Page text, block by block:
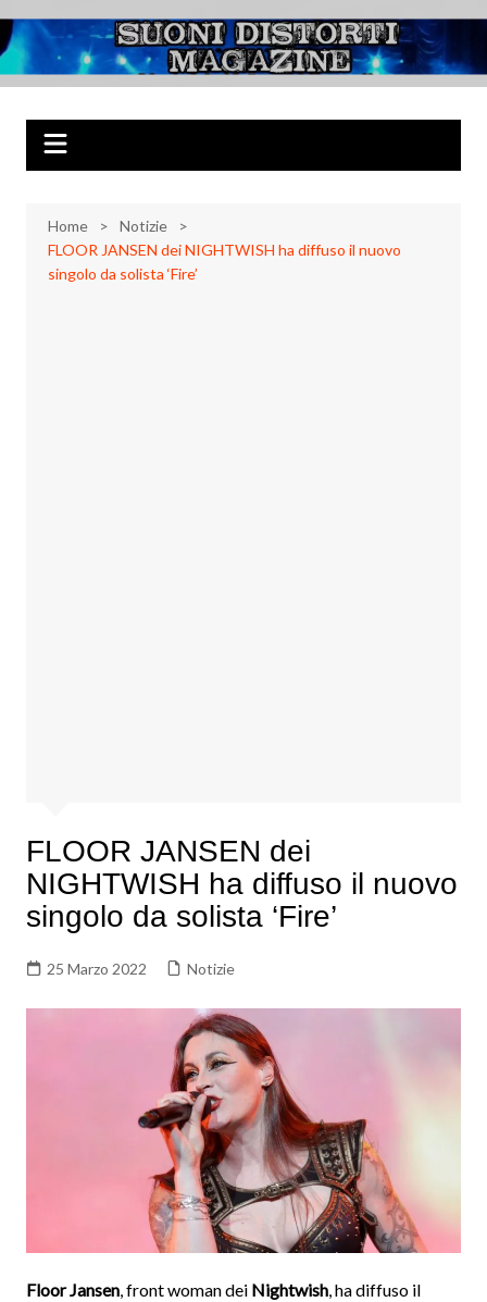
al
contenuto
Suoni Distorti
Magazine
Musica Rock, Metal, Punk e varie sonorità alternative
Home
Notizie
FLOOR JANSEN dei NIGHTWISH ha diffuso il nuovo
singolo da solista ‘Fire’
FLOOR JANSEN dei
NIGHTWISH ha diffuso il nuovo
singolo da solista ‘Fire’
25 Marzo 2022 Notizie
Floor Jansen, front woman dei Nightwish, ha diffuso il